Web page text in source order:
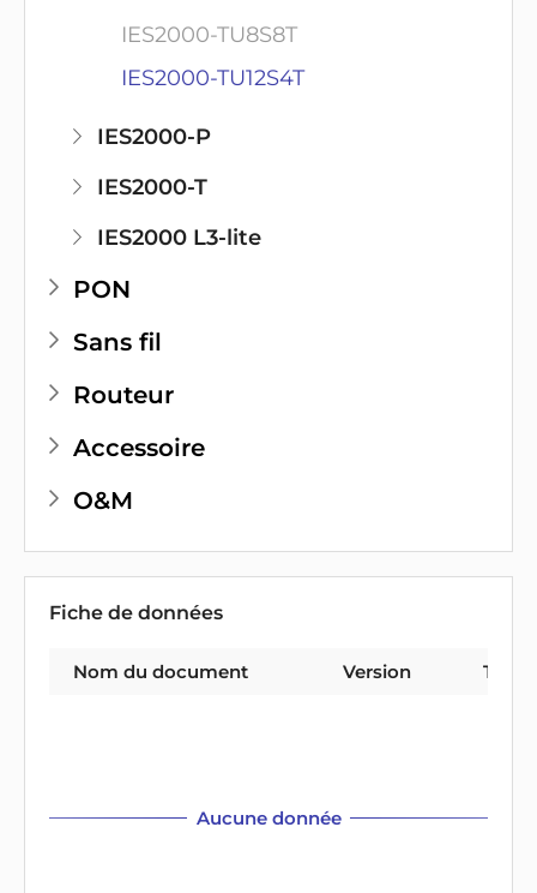
IES2000-TU8S8T
IES2000-TU12S4T
IES2000-P
IES2000-T
IES2000 L3-lite
PON
Sans fil
Routeur
Accessoire
O&M
Fiche de données
Nom du document Version Type
Aucune donnée